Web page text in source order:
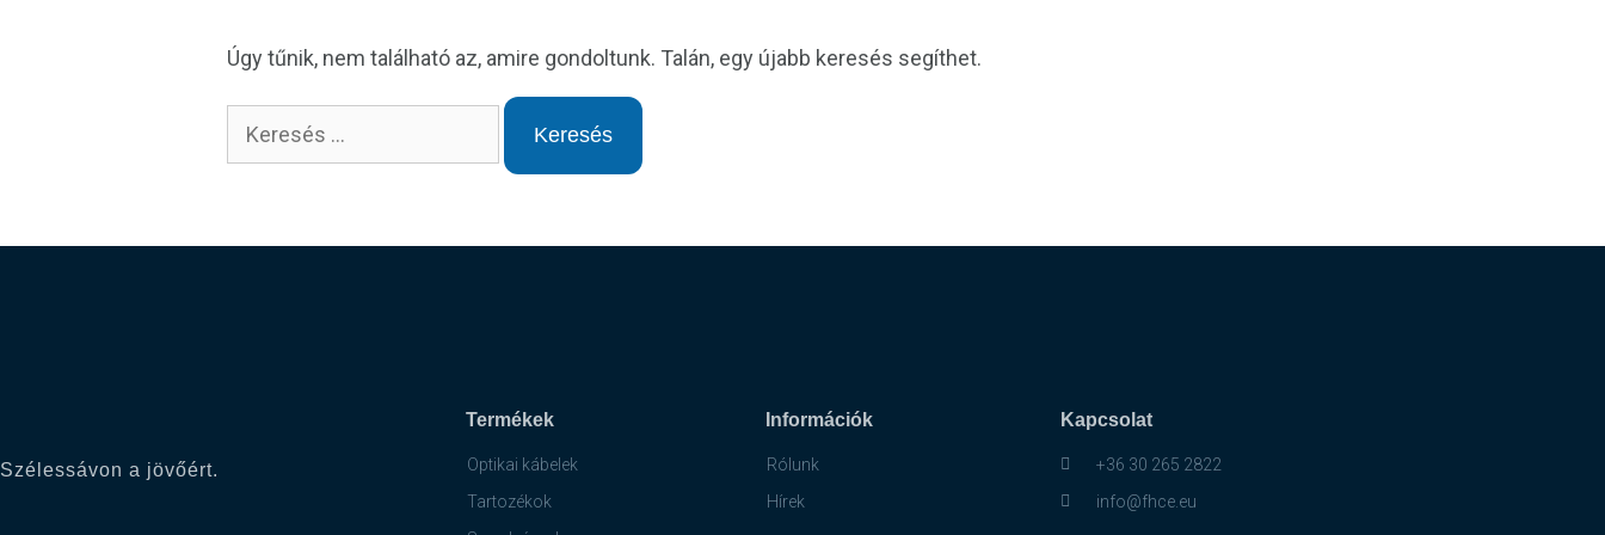
Úgy tűnik, nem található az, amire gondoltunk. Talán, egy újabb keresés segíthet.
Szélessávon a jövőért.
Termékek
Optikai kábelek
Tartozékok
Információk
Rólunk
Hírek
Kapcsolat
+36 30 265 2822
info@fhce.eu